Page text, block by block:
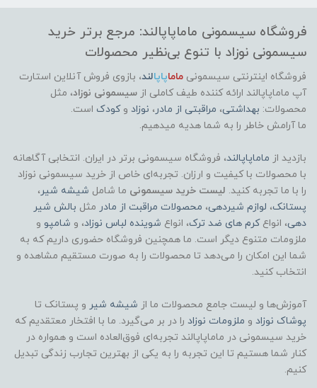
فروشگاه سیسمونی ماماپاپالند: مرجع برتر خرید
سیسمونی نوزاد با تنوع بی‌نظیر محصولات
فروشگاه اینترنتی سیسمونی ماماپاپالند، بازوی فروش آنلاین استارت
آپ ماماپاپالند ارائه کننده طیف کاملی از سیسمونی نوزاد، مثل
محصولات: بهداشتی، مراقبتی از مادر، نوزاد وکودک است.
ما آرامش خاطر را به شما هدیه میدهیم.
بازدید از ماماپاپالند، فروشگاه سیسمونی برتر در ایران. انتخابی آگاهانه
با محصولات با کیفیت و ارزان. تجربه‌ای خاص از خرید سیسمونی نوزاد
را با ما تجربه کنید. لیست خرید سیسمونی ما شامل شیشه شیر،
پستانک، لوازم شیردهی، محصولات مراقبت از مادر مثل بالش شیر
دهی، انواعکرم های ضد ترک، انواع شوینده لباس نوزاد، و شامپو و
ملزومات متنوع دیگر است. ما همچنین فروشگاه حضوری داریم که به
شما این امکان را می‌دهد تا محصولات را به صورت مستقیم مشاهده و
انتخاب کنید.
آموزش‌ها و لیست جامع محصولات ما از شیشه شیر و پستانک تا
پوشاک نوزاد و ملزومات نوزاد را در بر می‌گیرد. ما با افتخار معتقدیم که
خرید سیسمونی در ماماپاپالند تجربه‌ای فوق‌العاده است و همواره در
کنار شما هستیم تا این تجربه را به یکی از بهترین تجارب زندگی تبدیل
کنیم.